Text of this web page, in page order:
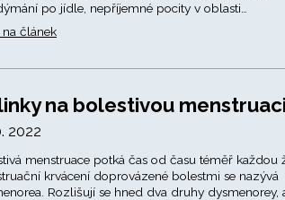
po jídle, nepříjemné pocity v oblasti…
na článek
na bolestivou
2022
menstruace potká čas od času téměř každou
krvácení doprovázené bolestmi se nazývá
Rozlišují se hned dva druhy dysmenorey,